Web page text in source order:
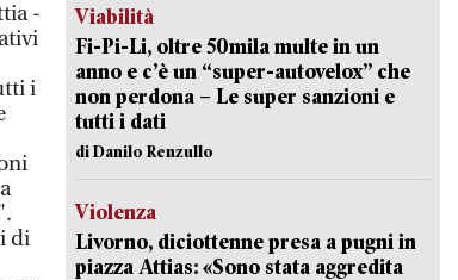
-
i
di
Viabilità
Fi-Pi-Li, oltre 50mila multe in un
anno e c’è un “super-autovelox” che
non perdona – Le super sanzioni e
tutti i dati
di Danilo Renzullo
Violenza
Livorno, diciottenne presa a pugni in
piazza Attias: «Sono stata aggredita